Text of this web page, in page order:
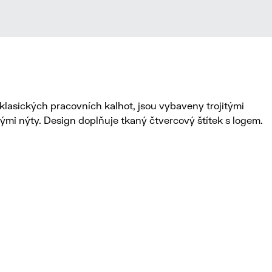
pracovních kalhot, jsou vybaveny trojitými
nýty. Design doplňuje tkaný čtvercový štítek s logem.